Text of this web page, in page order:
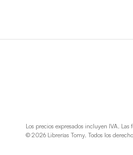
Los precios expresados incluyen IVA.
© 2026 Librerías Tomy. Todos los